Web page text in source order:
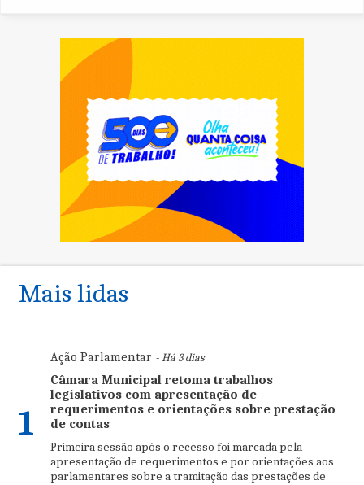
Mais lidas
1
Ação Parlamentar - Há 3 dias
Câmara Municipal retoma trabalhos
legislativos com apresentação de
requerimentos e orientações sobre prestação
de contas
Primeira sessão após o recesso foi marcada pela
apresentação de requerimentos e por orientações aos
parlamentares sobre a tramitação das prestações de